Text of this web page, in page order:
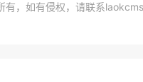
有，如有侵权，请联系